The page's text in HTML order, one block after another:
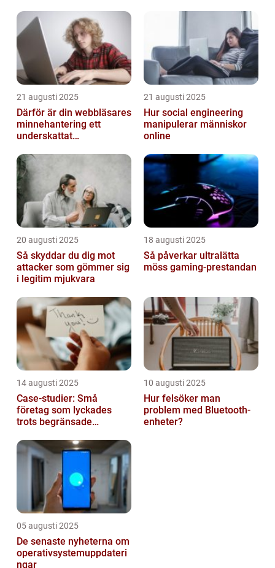
21 augusti 2025
Därför är din webbläsares
minnehantering ett
underskattat
21 augusti 2025
Hur social engineering
manipulerar människor
online
20 augusti 2025
Så skyddar du dig mot
attacker som gömmer sig
i legitim mjukvara
18 augusti 2025
Så påverkar ultralätta
möss gaming-prestandan
14 augusti 2025
Case-studier: Små
företag som lyckades
trots begränsade
10 augusti 2025
Hur felsöker man
problem med Bluetooth-
enheter?
05 augusti 2025
De senaste nyheterna om
operativsystemuppdateri
ngar